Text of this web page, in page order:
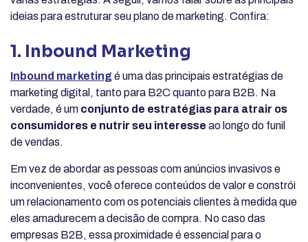
ideias para estruturar seu plano de marketing. Confira:
1. Inbound Marketing
Inbound marketing é uma das principais estratégias de
marketing digital, tanto para B2C quanto para B2B. Na
verdade, é um conjunto de estratégias para atrair os
consumidores e nutrir seu interesse ao longo do funil
de vendas.
Em vez de abordar as pessoas com anúncios invasivos e
inconvenientes, você oferece conteúdos de valor e constrói
um relacionamento com os potenciais clientes à medida que
eles amadurecem a decisão de compra. No caso das
empresas B2B, essa proximidade é essencial para o